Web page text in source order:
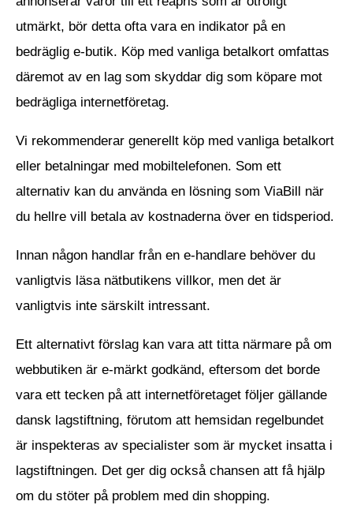
utmärkt, bör detta ofta vara en indikator på en
bedräglig e-butik. Köp med vanliga betalkort omfattas
däremot av en lag som skyddar dig som köpare mot
bedrägliga internetföretag.
Vi rekommenderar generellt köp med vanliga betalkort
eller betalningar med mobiltelefonen. Som ett
alternativ kan du använda en lösning som ViaBill när
du hellre vill betala av kostnaderna över en tidsperiod.
Innan någon handlar från en e-handlare behöver du
vanligtvis läsa nätbutikens villkor, men det är
vanligtvis inte särskilt intressant.
Ett alternativt förslag kan vara att titta närmare på om
webbutiken är e-märkt godkänd, eftersom det borde
vara ett tecken på att internetföretaget följer gällande
dansk lagstiftning, förutom att hemsidan regelbundet
är inspekteras av specialister som är mycket insatta i
lagstiftningen. Det ger dig också chansen att få hjälp
om du stöter på problem med din shopping.